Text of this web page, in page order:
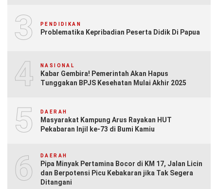
3 PENDIDIKAN
Problematika Kepribadian Peserta Didik Di Papua
4 NASIONAL
Kabar Gembira! Pemerintah Akan Hapus
Tunggakan BPJS Kesehatan Mulai Akhir 2025
5 DAERAH
Masyarakat Kampung Arus Rayakan HUT
Pekabaran Injil ke-73 di Bumi Kamiu
6 DAERAH
Pipa Minyak Pertamina Bocor di KM 17, Jalan Licin
dan Berpotensi Picu Kebakaran jika Tak Segera
Ditangani